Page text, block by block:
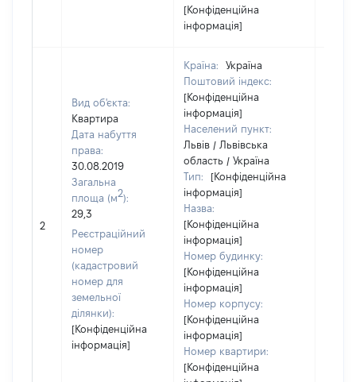
[Конфіденційна
інформація]
2
Вид об'єкта:
Квартира
Дата набуття
права:
30.08.2019
Загальна
площа (м2):
29,3
Реєстраційний
номер
(кадастровий
номер для
земельної
ділянки):
[Конфіденційна
інформація]
Країна:
Україна
Поштовий індекс:
[Конфіденційна
інформація]
Населений пункт:
Львів / Львівська
область / Україна
Тип:
[Конфіденційна
інформація]
Назва:
[Конфіденційна
інформація]
Номер будинку:
[Конфіденційна
інформація]
Номер корпусу:
[Конфіденційна
інформація]
Номер квартири:
[Конфіденційна